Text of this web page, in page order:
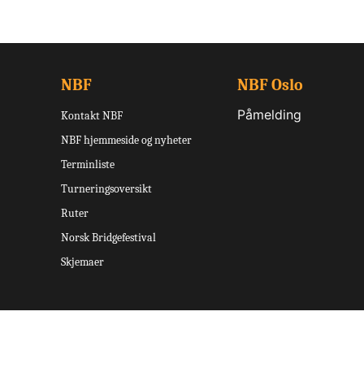
NBF
Kontakt NBF
NBF hjemmeside og nyheter
Terminliste
Turneringsoversikt
Ruter
Norsk Bridgefestival
Skjemaer
NBF Oslo
Påmelding